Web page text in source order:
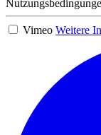
Vimeo Weitere